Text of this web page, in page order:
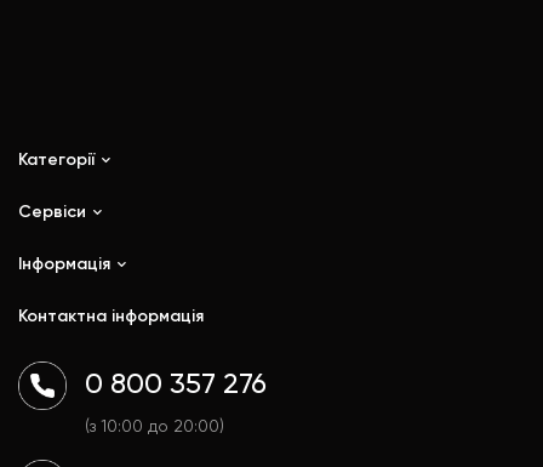
Категорії
iPhone
iPad
Watch
Гаджети
Аксесуари
Сервіси
Ремонт
Trade In
Інформація
Доставка і оплата
Договір публічної оферти
Політика конфіденційності
Контактна інформація
0 800 357 276
(з 10:00 до 20:00)